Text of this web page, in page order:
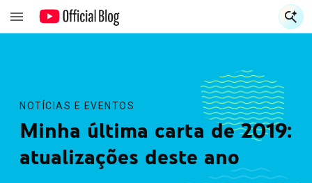
NOTÍCIAS E EVENTOS
Minha última carta de 2019:
atualizações deste ano